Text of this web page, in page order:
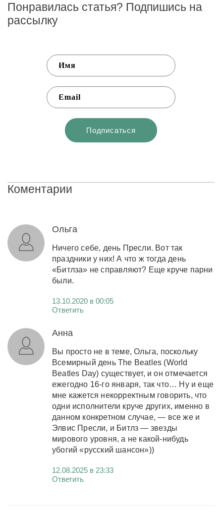
Понравилась статья? Подпишись на
рассылку
Коментарии
Ольга
Ничего себе, день Пресли. Вот так
праздники у них! А что ж тогда день
«Битлза» не справляют? Еще круче парни
были.
13.10.2020 в 00:05
Ответить
Анна
Вы просто не в теме, Ольга, поскольку
Всемирный день The Beatles (World
Beatles Day) существует, и он отмечается
ежегодно 16-го января, так что… Ну и еще
мне кажется некорректным говорить, что
одни исполнители круче других, именно в
данном конкретном случае, — все же и
Элвис Пресли, и Битлз — звезды
мирового уровня, а не какой-нибудь
убогий «русский шансон»))
12.08.2025 в 23:33
Ответить